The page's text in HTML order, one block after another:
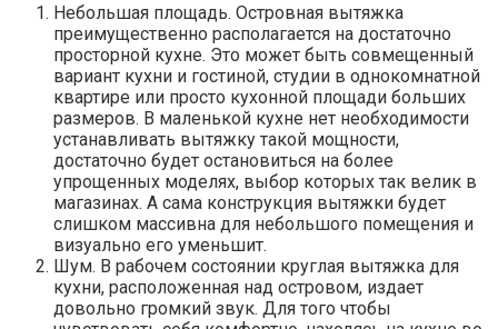
Небольшая площадь. Островная вытяжка
преимущественно располагается на достаточно
просторной кухне. Это может быть совмещенный
вариант кухни и гостиной, студии в однокомнатной
квартире или просто кухонной площади больших
размеров. В маленькой кухне нет необходимости
устанавливать вытяжку такой мощности,
достаточно будет остановиться на более
упрощенных моделях, выбор которых так велик в
магазинах. А сама конструкция вытяжки будет
слишком массивна для небольшого помещения и
визуально его уменьшит.
Шум. В рабочем состоянии круглая вытяжка для
кухни, расположенная над островом, издает
довольно громкий звук. Для того чтобы